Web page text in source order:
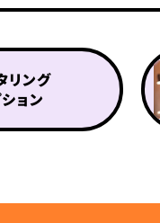
リング
ョン